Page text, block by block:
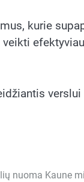
kurie
nuoma Kaune